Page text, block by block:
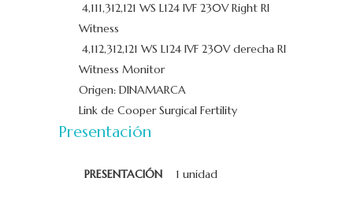
4,111,312,121 WS L124 IVF 230V Right RI
Witness
4,112,312,121 WS L124 IVF 230V derecha RI
Witness Monitor
Origen: DINAMARCA
Link de Cooper Surgical Fertility
Presentación
PRESENTACIÓN 1 unidad